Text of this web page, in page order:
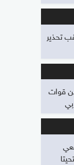
تحذير
قوات